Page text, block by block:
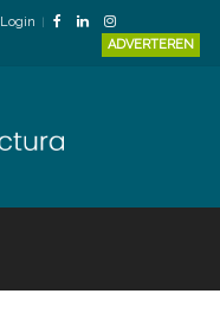
Login
ADVERTEREN